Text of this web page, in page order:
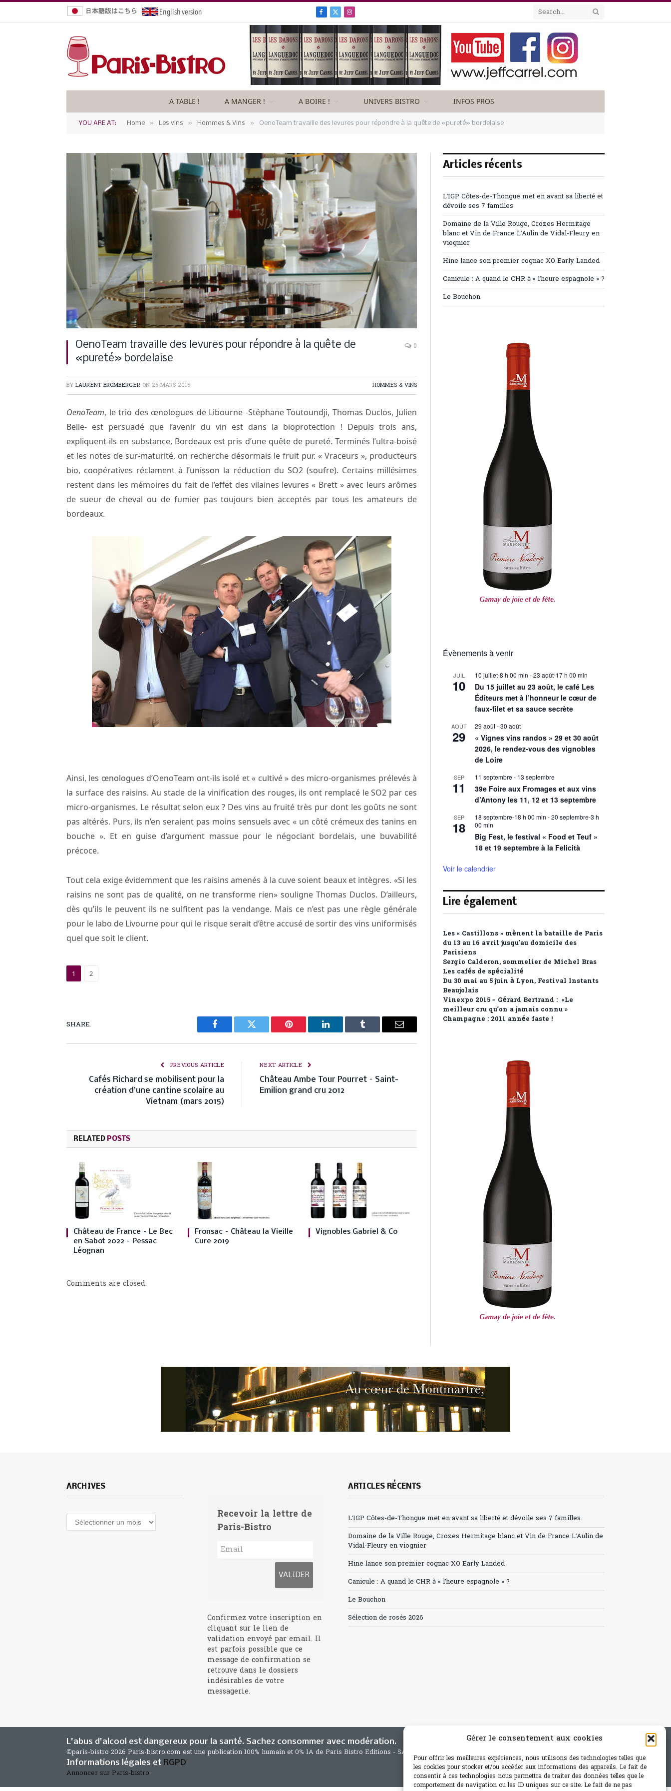
Gérer le consentement aux cookies
Pour offrir les meilleures expériences, nous utilisons des technologies telles que
les cookies pour stocker et/ou accéder aux informations des appareils. Le fait de
consentir à ces technologies nous permettra de traiter des données telles que le
comportement de navigation ou les ID uniques sur ce site. Le fait de ne pas
Facebook
X
(Twitter)
Instagram
A TABLE ! A MANGER ! A BOIRE ! UNIVERS BISTRO INFOS PROS
YOU ARE AT: Home » Les vins » Hommes & Vins » OenoTeam travaille des levures pour répondre à la quête de «pureté» bordelaise
OenoTeam travaille des levures pour répondre à la quête de
«pureté» bordelaise
0
BY LAURENT BROMBERGER ON 26 MARS 2015 HOMMES & VINS
OenoTeam, le trio des œnologues de Libourne -Stéphane Toutoundji, Thomas Duclos, Julien
Belle- est persuadé que l’avenir du vin est dans la bioprotection ! Depuis trois ans,
expliquent-ils en substance, Bordeaux est pris d’une quête de pureté. Terminés l’ultra-boisé
et les notes de sur-maturité, on recherche désormais le fruit pur. « Vraceurs », producteurs
bio, coopératives réclament à l’unisson la réduction du SO2 (soufre). Certains millésimes
restent dans les mémoires du fait de l’effet des vilaines levures « Brett » avec leurs arômes
de sueur de cheval ou de fumier pas toujours bien acceptés par tous les amateurs de
bordeaux.
Ainsi, les œnologues d’OenoTeam ont-ils isolé et « cultivé » des micro-organismes prélevés à
la surface des raisins. Au stade de la vinification des rouges, ils ont remplacé le SO2 par ces
micro-organismes. Le résultat selon eux ? Des vins au fruité très pur dont les goûts ne sont
pas altérés. Purs, ils n’en seraient pas moins sensuels avec « un côté crémeux des tanins en
bouche ». Et en guise d’argument massue pour le négociant bordelais, une buvabilité
précoce.
Tout cela exige évidemment que les raisins amenés à la cuve soient beaux et intègres. «Si les
raisins ne sont pas de qualité, on ne transforme rien» souligne Thomas Duclos. D’ailleurs,
dès qu’ils le peuvent ils ne sulfitent pas la vendange. Mais ce n’est pas une règle générale
pour le labo de Livourne pour qui le risque serait d’être accusé de sortir des vins uniformisés
quel que soit le client.
1 2
SHARE.
Facebook Twitter Pinterest LinkedIn Tumblr Email
PREVIOUS ARTICLE
Cafés Richard se mobilisent pour la
création d’une cantine scolaire au
Vietnam (mars 2015)
NEXT ARTICLE
Château Ambe Tour Pourret – Saint-
Emilion grand cru 2012
RELATED POSTS
Château de France – Le Bec
en Sabot 2022 – Pessac
Léognan
Fronsac – Château la Vieille
Cure 2019
Vignobles Gabriel & Co
Comments are closed.
Articles récents
L’IGP Côtes-de-Thongue met en avant sa liberté et
dévoile ses 7 familles
Domaine de la Ville Rouge, Crozes Hermitage
blanc et Vin de France L’Aulin de Vidal-Fleury en
viognier
Hine lance son premier cognac XO Early Landed
Canicule : A quand le CHR à « l’heure espagnole » ?
Le Bouchon
Évènements à venir
JUIL
10
10 juillet-8 h 00 min -23 août-17 h 00 min
Du 15 juillet au 23 août, le café Les
Éditeurs met à l’honneur le cœur de
faux-filet et sa sauce secrète
AOÛT
29
29 août-30 août
« Vignes vins randos » 29 et 30 août
2026, le rendez-vous des vignobles
de Loire
SEP
11
11 septembre - 13 septembre
39e Foire aux Fromages et aux vins
d’Antony les 11, 12 et 13 septembre
SEP
18
18 septembre-18 h 00 min -20 septembre-3 h
00 min
Big Fest, le festival « Food et Teuf »
18 et 19 septembre à la Felicità
Voir le calendrier
Lire également
Les « Castillons » mènent la bataille de Paris
du 13 au 16 avril jusqu’au domicile des
Parisiens
Sergio Calderon, sommelier de Michel Bras
Les cafés de spécialité
Du 30 mai au 5 juin à Lyon, Festival Instants
Beaujolais
Vinexpo 2015 – Gérard Bertrand : «Le
meilleur cru qu’on a jamais connu »
Champagne : 2011 année faste !
ARCHIVES
Archives
Recevoir la lettre de
Paris-Bistro
Confirmez votre inscription en
cliquant sur le lien de
validation envoyé par email. Il
est parfois possible que ce
message de confirmation se
retrouve dans le dossiers
indésirables de votre
messagerie.
ARTICLES RÉCENTS
L’IGP Côtes-de-Thongue met en avant sa liberté et dévoile ses 7 familles
Domaine de la Ville Rouge, Crozes Hermitage blanc et Vin de France L’Aulin de
Vidal-Fleury en viognier
Hine lance son premier cognac XO Early Landed
Canicule : A quand le CHR à « l’heure espagnole » ?
Le Bouchon
Sélection de rosés 2026
L'abus d'alcool est dangereux pour la santé. Sachez consommer avec modération.
©paris-bistro 2026 Paris-bistro.com est une publication 100% humain et 0% IA de Paris Bistro Editions - SARL de Presse - mail: contact@paris-bistro.com
Informations légales et RGPD
Annoncer sur Paris-bistro